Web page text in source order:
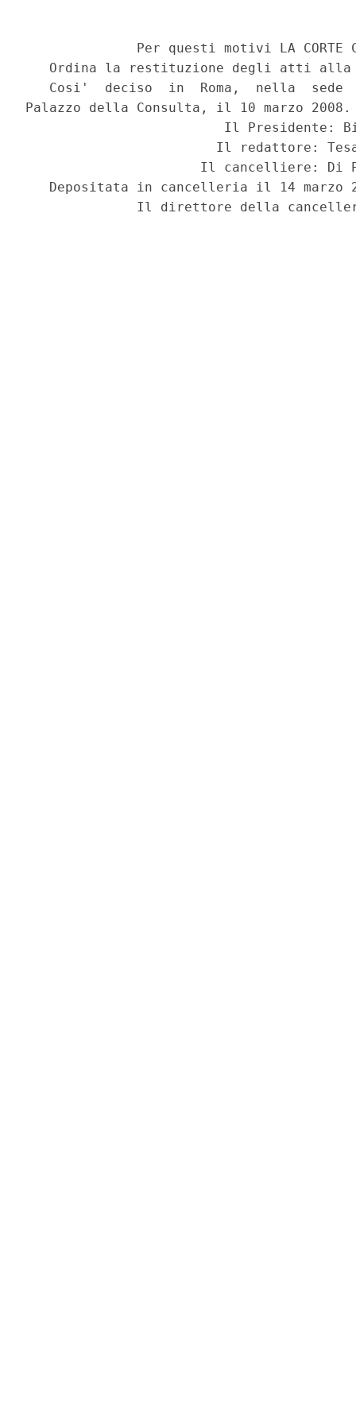
Per questi motivi LA CORTE
Ordina la restituzione degli atti
Cosi'  deciso  in  Roma,  nella  sede
Palazzo della Consulta, il 10 marzo 2008.
Il Presidente:
Il redattore:
Il cancelliere: Di
Depositata in cancelleria il 14 marzo